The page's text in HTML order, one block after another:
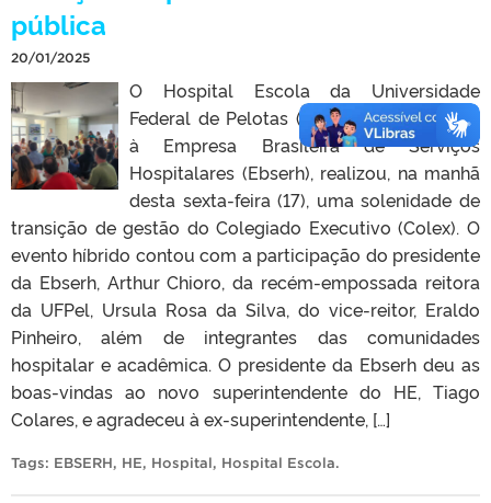
pública
20/01/2025
O Hospital Escola da Universidade
Federal de Pelotas (HE-UFPel), vinculado
à Empresa Brasileira de Serviços
Hospitalares (Ebserh), realizou, na manhã
desta sexta-feira (17), uma solenidade de
transição de gestão do Colegiado Executivo (Colex). O
evento híbrido contou com a participação do presidente
da Ebserh, Arthur Chioro, da recém-empossada reitora
da UFPel, Ursula Rosa da Silva, do vice-reitor, Eraldo
Pinheiro, além de integrantes das comunidades
hospitalar e acadêmica. O presidente da Ebserh deu as
boas-vindas ao novo superintendente do HE, Tiago
Colares, e agradeceu à ex-superintendente, […]
Tags: EBSERH, HE, Hospital, Hospital Escola.